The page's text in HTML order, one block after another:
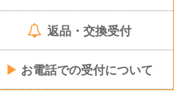
返品・交換受付
▶ お電話での受付について